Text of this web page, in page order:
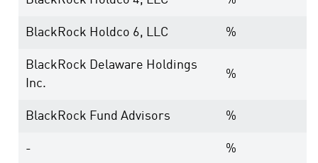
BlackRock Holdco 6, LLC %
BlackRock Delaware Holdings
Inc.
%
BlackRock Fund Advisors %
- %